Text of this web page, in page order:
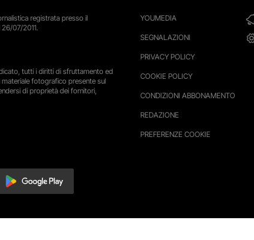
YOUMEDIA
SEGNALAZIONI
PRIVACY POLICY
COOKIE POLICY
CONDIZIONI ABBONAMENTO
REDAZIONE
PREFERENZE COOKIE
registrata presso il
07/2011.
tutti i diritti di sfruttamento ed
fotografico presente sul
di proprietà dei fornitori,